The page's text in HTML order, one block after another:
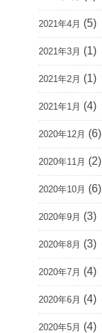
2021年4月 (5)
2021年3月 (1)
2021年2月 (1)
2021年1月 (4)
2020年12月 (6)
2020年11月 (2)
2020年10月 (6)
2020年9月 (3)
2020年8月 (3)
2020年7月 (4)
2020年6月 (4)
2020年5月 (4)